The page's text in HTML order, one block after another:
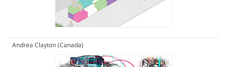
Andrea Clayton (Canada)